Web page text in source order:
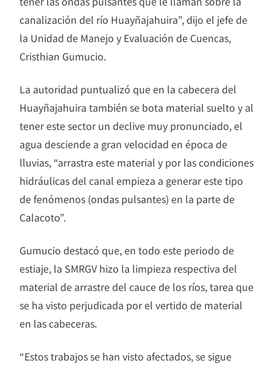
canalización del río Huayñajahuira”, dijo el jefe de
la Unidad de Manejo y Evaluación de Cuencas,
Cristhian Gumucio.
La autoridad puntualizó que en la cabecera del
Huayñajahuira también se bota material suelto y al
tener este sector un declive muy pronunciado, el
agua desciende a gran velocidad en época de
lluvias, “arrastra este material y por las condiciones
hidráulicas del canal empieza a generar este tipo
de fenómenos (ondas pulsantes) en la parte de
Calacoto”.
Gumucio destacó que, en todo este periodo de
estiaje, la SMRGV hizo la limpieza respectiva del
material de arrastre del cauce de los ríos, tarea que
se ha visto perjudicada por el vertido de material
en las cabeceras.
“Estos trabajos se han visto afectados, se sigue